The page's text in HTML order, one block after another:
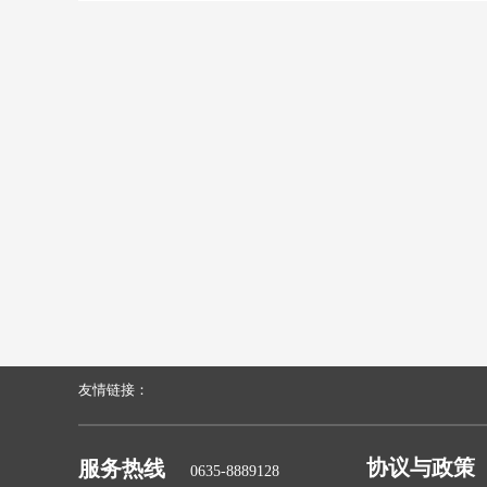
友情链接：
服务热线 0635-8889128 协议与政策